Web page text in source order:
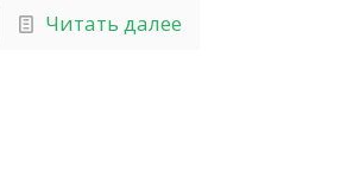
Читать далее